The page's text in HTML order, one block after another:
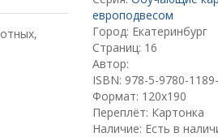
европодвесом
Город: Екатеринбург
Страниц: 16
Автор:
ISBN: 978-5-9780-
Формат: 120х190
Переплёт: Картонка
Наличие: Есть в